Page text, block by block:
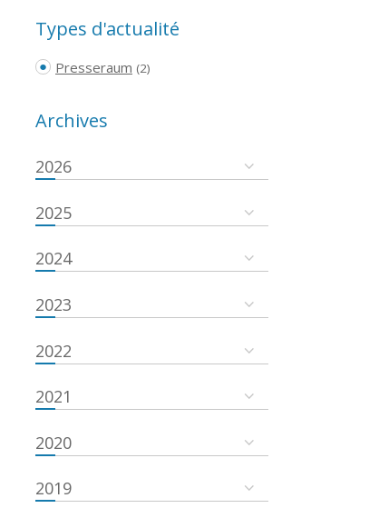
Types d'actualité
Presseraum (2)
Archives
2026
2025
2024
2023
2022
2021
2020
2019